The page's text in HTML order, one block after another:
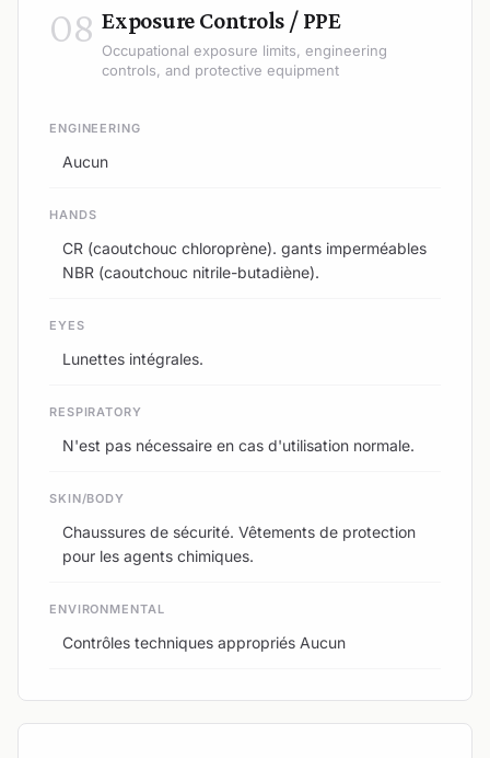
08 Exposure Controls / PPE
Occupational exposure limits, engineering
controls, and protective equipment
ENGINEERING
Aucun
HANDS
CR (caoutchouc chloroprène). gants imperméables
NBR (caoutchouc nitrile-butadiène).
EYES
Lunettes intégrales.
RESPIRATORY
N'est pas nécessaire en cas d'utilisation normale.
SKIN/BODY
Chaussures de sécurité. Vêtements de protection
pour les agents chimiques.
ENVIRONMENTAL
Contrôles techniques appropriés Aucun